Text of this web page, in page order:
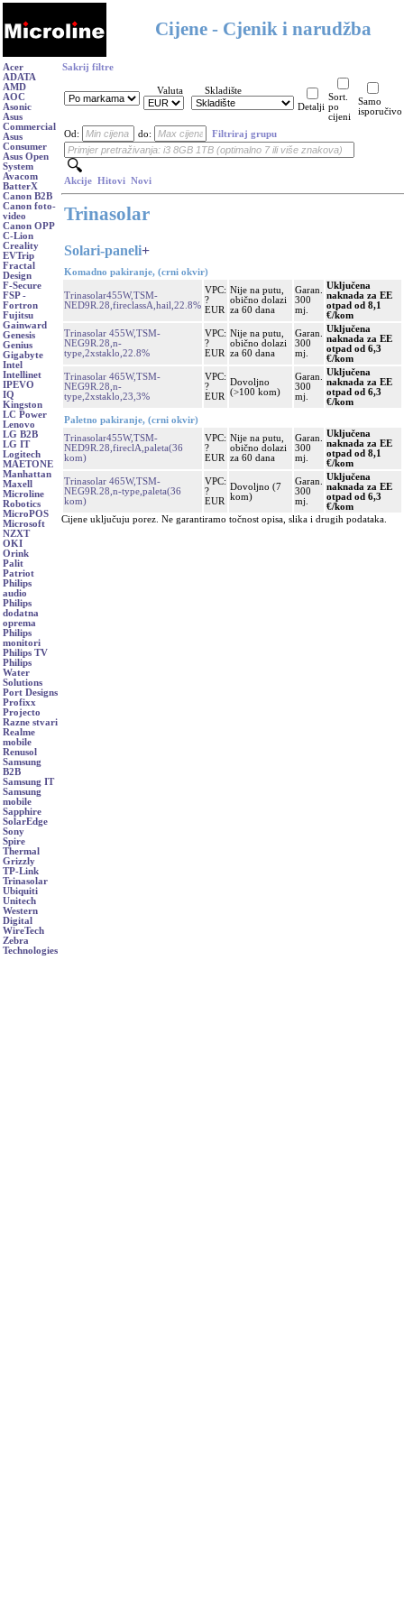
Cijene - Cjenik i narudžba
Acer
ADATA
AMD
AOC
Asonic
Asus
Commercial
Asus
Consumer
Asus Open
System
Avacom
BatterX
Canon B2B
Canon foto-
video
Canon OPP
C-Lion
Creality
EVTrip
Fractal
Design
F-Secure
FSP -
Fortron
Fujitsu
Gainward
Genesis
Genius
Gigabyte
Intel
Intellinet
IPEVO
IQ
Kingston
LC Power
Lenovo
LG B2B
LG IT
Logitech
MAETONE
Manhattan
Maxell
Microline
Robotics
MicroPOS
Microsoft
NZXT
OKI
Orink
Palit
Patriot
Philips
audio
Philips
dodatna
oprema
Philips
monitori
Philips TV
Philips
Water
Solutions
Port Designs
Profixx
Projecto
Razne stvari
Realme
mobile
Renusol
Samsung
B2B
Samsung IT
Samsung
mobile
Sapphire
SolarEdge
Sony
Spire
Thermal
Grizzly
TP-Link
Trinasolar
Ubiquiti
Unitech
Western
Digital
WireTech
Zebra
Technologies
Sakrij filtre
Valuta
Skladište
Detalji
Sort.
po
cijeni
Samo
isporučivo
Od: do: Filtriraj grupu
Akcije Hitovi Novi
Trinasolar
Solari-paneli+
Komadno pakiranje, (crni okvir)
Trinasolar455W,TSM-
NED9R.28,fireclassA,hail,22.8%
VPC:
?
EUR
Nije na putu,
obično dolazi
za 60 dana
Garan.
300
mj.
Uključena
naknada za EE
otpad od 8,1
€/kom
Trinasolar 455W,TSM-
NEG9R.28,n-
type,2xstaklo,22.8%
VPC:
?
EUR
Nije na putu,
obično dolazi
za 60 dana
Garan.
300
mj.
Uključena
naknada za EE
otpad od 6,3
€/kom
Trinasolar 465W,TSM-
NEG9R.28,n-
type,2xstaklo,23,3%
VPC:
?
EUR
Dovoljno
(>100 kom)
Garan.
300
mj.
Uključena
naknada za EE
otpad od 6,3
€/kom
Paletno pakiranje, (crni okvir)
Trinasolar455W,TSM-
NED9R.28,fireclA,paleta(36
kom)
VPC:
?
EUR
Nije na putu,
obično dolazi
za 60 dana
Garan.
300
mj.
Uključena
naknada za EE
otpad od 8,1
€/kom
Trinasolar 465W,TSM-
NEG9R.28,n-type,paleta(36
kom)
VPC:
?
EUR
Dovoljno (7
kom)
Garan.
300
mj.
Uključena
naknada za EE
otpad od 6,3
€/kom
Cijene uključuju porez. Ne garantiramo točnost opisa, slika i drugih podataka.